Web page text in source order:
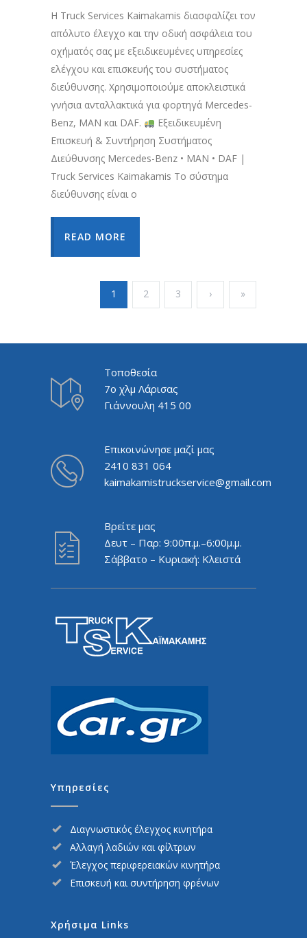
Η Truck Services Kaimakamis διασφαλίζει τον
απόλυτο έλεγχο και την οδική ασφάλεια του
οχήματός σας με εξειδικευμένες υπηρεσίες
ελέγχου και επισκευής του συστήματος
διεύθυνσης. Χρησιμοποιούμε αποκλειστικά
γνήσια ανταλλακτικά για φορτηγά Mercedes-
Benz, MAN και DAF.
Εξειδικευμένη
Επισκευή & Συντήρηση Συστήματος
Διεύθυνσης Mercedes-Benz • MAN • DAF |
Truck Services Kaimakamis Το σύστημα
διεύθυνσης είναι ο
READ MORE
1 2 3 › »
Τοποθεσία
7ο χλμ Λάρισας
Γιάννουλη 415 00
Επικοινώνησε μαζί μας
2410 831 064
kaimakamistruckservice@gmail.com
Βρείτε μας
Δευτ – Παρ: 9:00π.μ.–6:00μ.μ.
Σάββατο – Κυριακή: Κλειστά
Υπηρεσίες
Διαγνωστικός έλεγχος κινητήρα
Αλλαγή λαδιών και φίλτρων
Έλεγχος περιφερειακών κινητήρα
Επισκευή και συντήρηση φρένων
Χρήσιμα Links